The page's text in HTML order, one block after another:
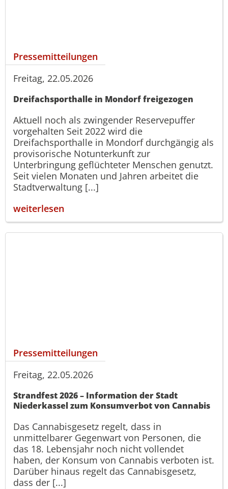
Pressemitteilungen
Freitag, 22.05.2026
Dreifachsporthalle in Mondorf freigezogen
Aktuell noch als zwingender Reservepuffer
vorgehalten Seit 2022 wird die
Dreifachsporthalle in Mondorf durchgängig als
provisorische Notunterkunft zur
Unterbringung geflüchteter Menschen genutzt.
Seit vielen Monaten und Jahren arbeitet die
Stadtverwaltung [...]
weiterlesen
Pressemitteilungen
Freitag, 22.05.2026
Strandfest 2026 – Information der Stadt
Niederkassel zum Konsumverbot von Cannabis
Das Cannabisgesetz regelt, dass in
unmittelbarer Gegenwart von Personen, die
das 18. Lebensjahr noch nicht vollendet
haben, der Konsum von Cannabis verboten ist.
Darüber hinaus regelt das Cannabisgesetz,
dass der [...]